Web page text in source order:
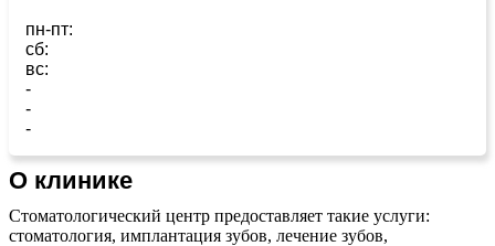
пн-пт:
сб:
вс:
-
-
-
О клинике
Стоматологический центр предоставляет такие услуги:
стоматология, имплантация зубов, лечение зубов,